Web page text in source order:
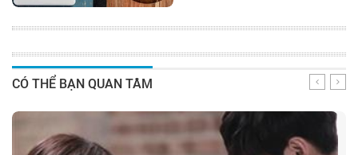
CÓ THỂ BẠN QUAN TÂM